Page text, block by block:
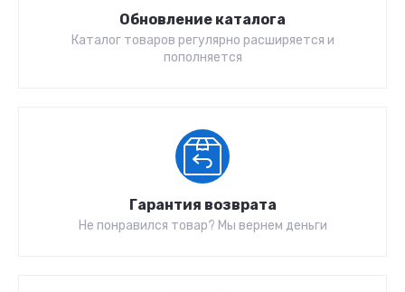
Обновление каталога
Каталог товаров регулярно расширяется и
пополняется
Гарантия возврата
Не понравился товар? Мы вернем деньги